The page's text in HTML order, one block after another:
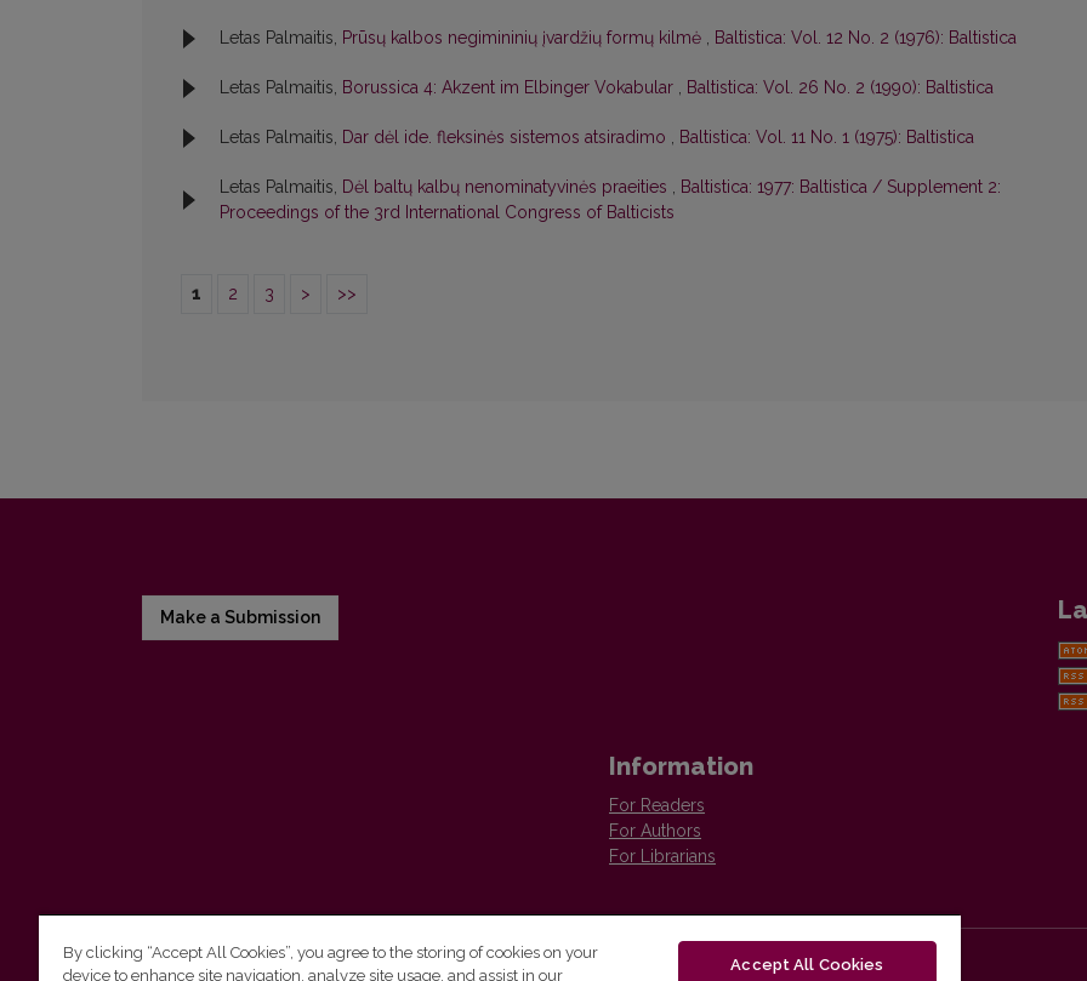
Letas Palmaitis, Prūsų kalbos negimininių įvardžių formų kilmė , Baltistica: Vol. 12 No. 2 (1976): Baltistica
Letas Palmaitis, Borussica 4: Akzent im Elbinger Vokabular , Baltistica: Vol. 26 No. 2 (1990): Baltistica
Letas Palmaitis, Dar dėl ide. fleksinės sistemos atsiradimo , Baltistica: Vol. 11 No. 1 (1975): Baltistica
Letas Palmaitis, Dėl baltų kalbų nenominatyvinės praeities , Baltistica: 1977: Baltistica / Supplement 2:
Proceedings of the 3rd International Congress of Balticists
1 2 3 > >>
Make a Submission
Information
For Readers
For Authors
For Librarians
By clicking “Accept All Cookies”, you agree to the storing of cookies on your
device to enhance site navigation, analyze site usage, and assist in our
Accept All Cookies